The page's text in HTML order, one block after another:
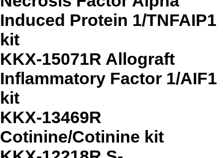
Induced Protein 1/TNFAIP1
kit
KKX-15071R Allograft
Inflammatory Factor 1/AIF1
kit
KKX-13469R
Cotinine/Cotinine kit